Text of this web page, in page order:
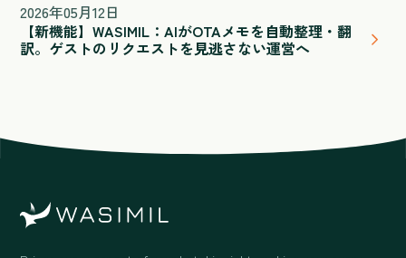
2026年05月12日
【新機能】WASIMIL：AIがOTAメモを自動整理・翻
訳。ゲストのリクエストを見逃さない運営へ